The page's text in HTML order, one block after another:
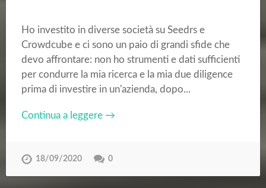
Ho investito in diverse società su Seedrs e
Crowdcube e ci sono un paio di grandi sfide che
devo affrontare: non ho strumenti e dati sufficienti
per condurre la mia ricerca e la mia due diligence
prima di investire in un'azienda, dopo...
Continua a leggere →
18/09/2020 0